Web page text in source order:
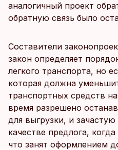
аналогичный проект
обратную связь было
Составители
закон определяет
легкого транспорта, но
которая должна
транспортных средств
время разрешено
для выгрузки, и зачастую
качестве предлога,
что занят оформлением